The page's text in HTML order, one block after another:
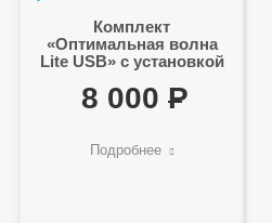
Комплект
«Оптимальная волна
Lite USB» с установкой
8 000
Подробнее